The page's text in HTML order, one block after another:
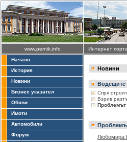
www.pernik.info
Интернет
Начало
История
Новини
Бизнес указател
Обяви
Имоти
Автомобили
Форум
Новини
Водещите
Спря
Взрив
Проблемът